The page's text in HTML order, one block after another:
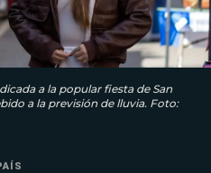
a la popular fiesta de San
a la previsión de lluvia. Foto: